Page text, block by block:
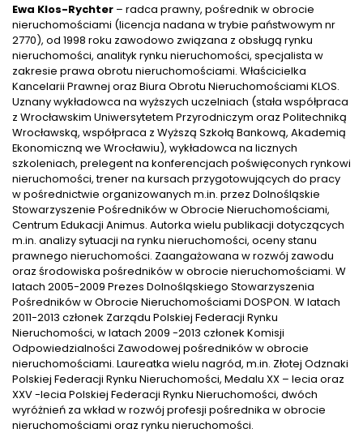
Ewa Klos-Rychter – radca prawny, pośrednik w obrocie
nieruchomościami (licencja nadana w trybie państwowym nr
2770), od 1998 roku zawodowo związana z obsługą rynku
nieruchomości, analityk rynku nieruchomości, specjalista w
zakresie prawa obrotu nieruchomościami. Właścicielka
Kancelarii Prawnej oraz Biura Obrotu Nieruchomościami KLOS.
Uznany wykładowca na wyższych uczelniach (stała współpraca
z Wrocławskim Uniwersytetem Przyrodniczym oraz Politechniką
Wrocławską, współpraca z Wyższą Szkołą Bankową, Akademią
Ekonomiczną we Wrocławiu), wykładowca na licznych
szkoleniach, prelegent na konferencjach poświęconych rynkowi
nieruchomości, trener na kursach przygotowujących do pracy
w pośrednictwie organizowanych m.in. przez Dolnośląskie
Stowarzyszenie Pośredników w Obrocie Nieruchomościami,
Centrum Edukacji Animus. Autorka wielu publikacji dotyczących
m.in. analizy sytuacji na rynku nieruchomości, oceny stanu
prawnego nieruchomości. Zaangażowana w rozwój zawodu
oraz środowiska pośredników w obrocie nieruchomościami. W
latach 2005-2009 Prezes Dolnośląskiego Stowarzyszenia
Pośredników w Obrocie Nieruchomościami DOSPON. W latach
2011-2013 członek Zarządu Polskiej Federacji Rynku
Nieruchomości, w latach 2009 -2013 członek Komisji
Odpowiedzialności Zawodowej pośredników w obrocie
nieruchomościami. Laureatka wielu nagród, m.in. Złotej Odznaki
Polskiej Federacji Rynku Nieruchomości, Medalu XX – lecia oraz
XXV -lecia Polskiej Federacji Rynku Nieruchomości, dwóch
wyróżnień za wkład w rozwój profesji pośrednika w obrocie
nieruchomościami oraz rynku nieruchomości.